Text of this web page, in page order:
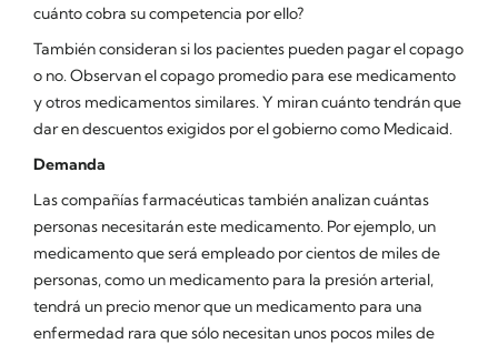
cuánto cobra su competencia por ello?
También consideran si los pacientes pueden pagar el copago
o no. Observan el copago promedio para ese medicamento
y otros medicamentos similares. Y miran cuánto tendrán que
dar en descuentos exigidos por el gobierno como Medicaid.
Demanda
Las compañías farmacéuticas también analizan cuántas
personas necesitarán este medicamento. Por ejemplo, un
medicamento que será empleado por cientos de miles de
personas, como un medicamento para la presión arterial,
tendrá un precio menor que un medicamento para una
enfermedad rara que sólo necesitan unos pocos miles de